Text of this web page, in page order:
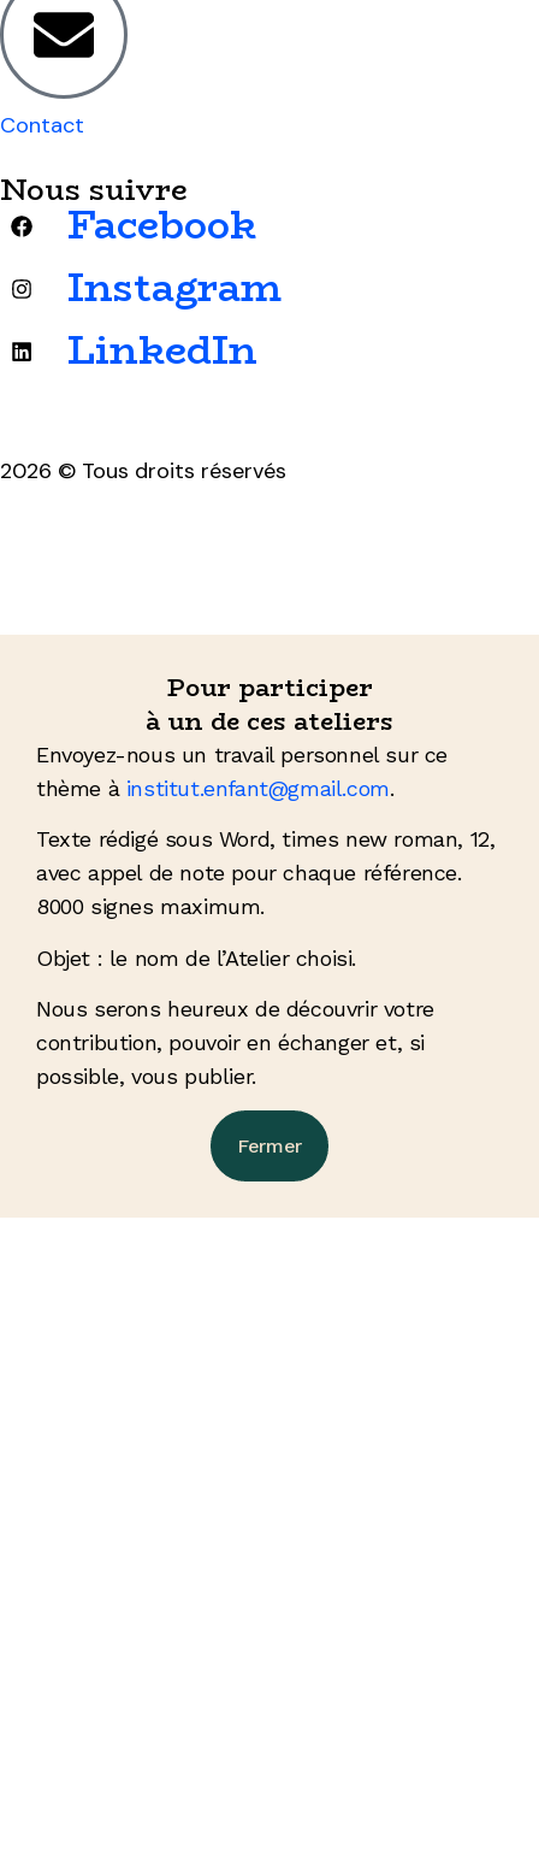
Contact
Nous suivre
Facebook
Instagram
LinkedIn
2026 © Tous droits réservés
Pour participer
à un de ces ateliers
Envoyez-nous un travail personnel sur ce
thème à institut.enfant@gmail.com.
Texte rédigé sous Word, times new roman, 12,
avec appel de note pour chaque référence.
8000 signes maximum.
Objet : le nom de l’Atelier choisi.
Nous serons heureux de découvrir votre
contribution, pouvoir en échanger et, si
possible, vous publier.
Fermer